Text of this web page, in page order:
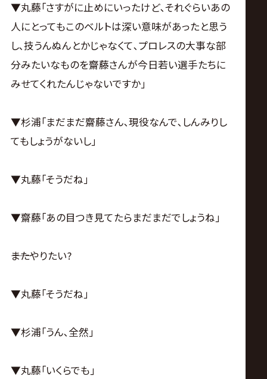
▼丸藤｢さすがに止めにいったけど､それぐらいあの
人にとってもこのベルトは深い意味があったと思う
し､技うんぬんとかじゃなくて､プロレスの大事な部
分みたいなものを齋藤さんが今日若い選手たちに
みせてくれたんじゃないですか｣
▼杉浦｢まだまだ齋藤さん､現役なんで､しんみりし
てもしょうがないし｣
▼丸藤｢そうだね｣
▼齋藤｢あの目つき見てたらまだまだでしょうね｣
――またやりたい?
▼丸藤｢そうだね｣
▼杉浦｢うん､全然｣
▼丸藤｢いくらでも｣